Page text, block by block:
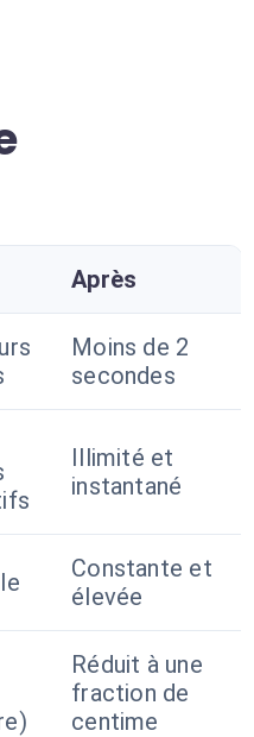
Après
Moins de 2
secondes
Illimité et
instantané
Constante et
élevée
Réduit à une
fraction de
centime